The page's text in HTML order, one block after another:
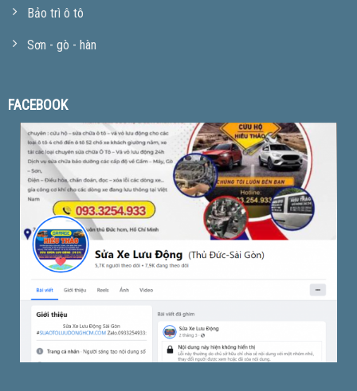
Bảo trì ô tô
Sơn - gò - hàn
FACEBOOK